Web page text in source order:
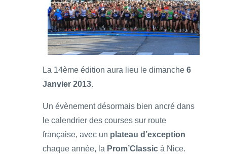
La 14ème édition aura lieu le dimanche 6
Janvier 2013.
Un évènement désormais bien ancré dans
le calendrier des courses sur route
française, avec un plateau d’exception
chaque année, la Prom’Classic à Nice.